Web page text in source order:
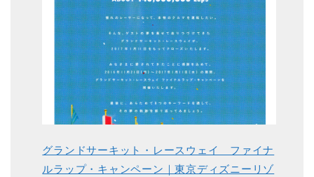
グランドサーキット・レースウェイ ファイナ
ルラップ・キャンペーン｜東京ディズニーリゾ